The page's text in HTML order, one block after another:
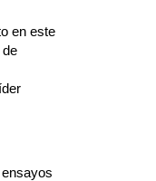
en este